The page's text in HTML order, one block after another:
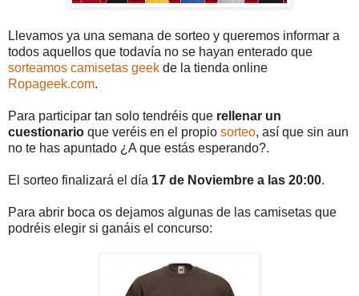
Llevamos ya una semana de sorteo y queremos informar a
todos aquellos que todavía no se hayan enterado que
sorteamos camisetas geek de la tienda online
Ropageek.com.
Para participar tan solo tendréis que rellenar un
cuestionario que veréis en el propio sorteo, así que sin aun
no te has apuntado ¿A que estás esperando?.
El sorteo finalizará el día 17 de Noviembre a las 20:00.
Para abrir boca os dejamos algunas de las camisetas que
podréis elegir si ganáis el concurso: